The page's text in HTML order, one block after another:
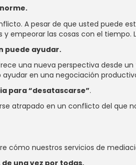
A pesar de que usted puede
y empeorar las cosas con el
puede ayudar.
una nueva perspectiva desde
en una negociación
para “desatascarse”.
atrapado en un conflicto del que
cómo nuestros servicios de
una vez por todas.